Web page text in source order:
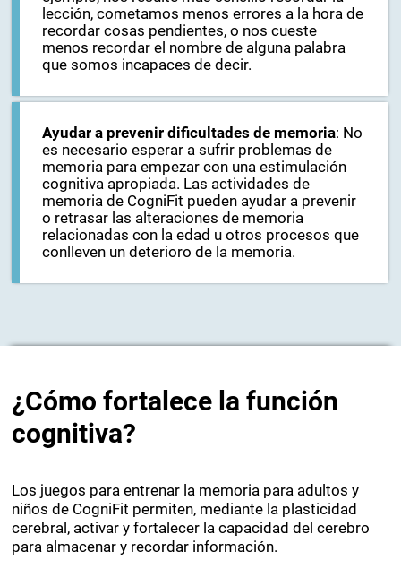
lección, cometamos menos errores a la hora de
recordar cosas pendientes, o nos cueste
menos recordar el nombre de alguna palabra
que somos incapaces de decir.
Ayudar a prevenir dificultades de memoria: No
es necesario esperar a sufrir problemas de
memoria para empezar con una estimulación
cognitiva apropiada. Las actividades de
memoria de CogniFit pueden ayudar a prevenir
o retrasar las alteraciones de memoria
relacionadas con la edad u otros procesos que
conlleven un deterioro de la memoria.
¿Cómo fortalece la función
cognitiva?
Los juegos para entrenar la memoria para adultos y
niños de CogniFit permiten, mediante la plasticidad
cerebral, activar y fortalecer la capacidad del cerebro
para almacenar y recordar información.